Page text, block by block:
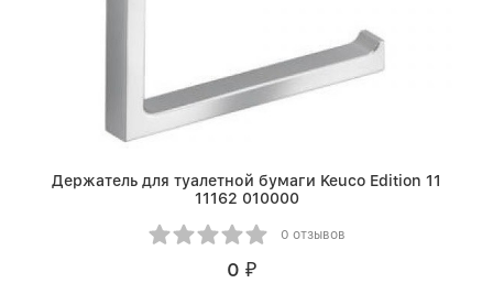
Держатель для туалетной бумаги Keuco Edition 11
11162 010000
0 отзывов
0 ₽